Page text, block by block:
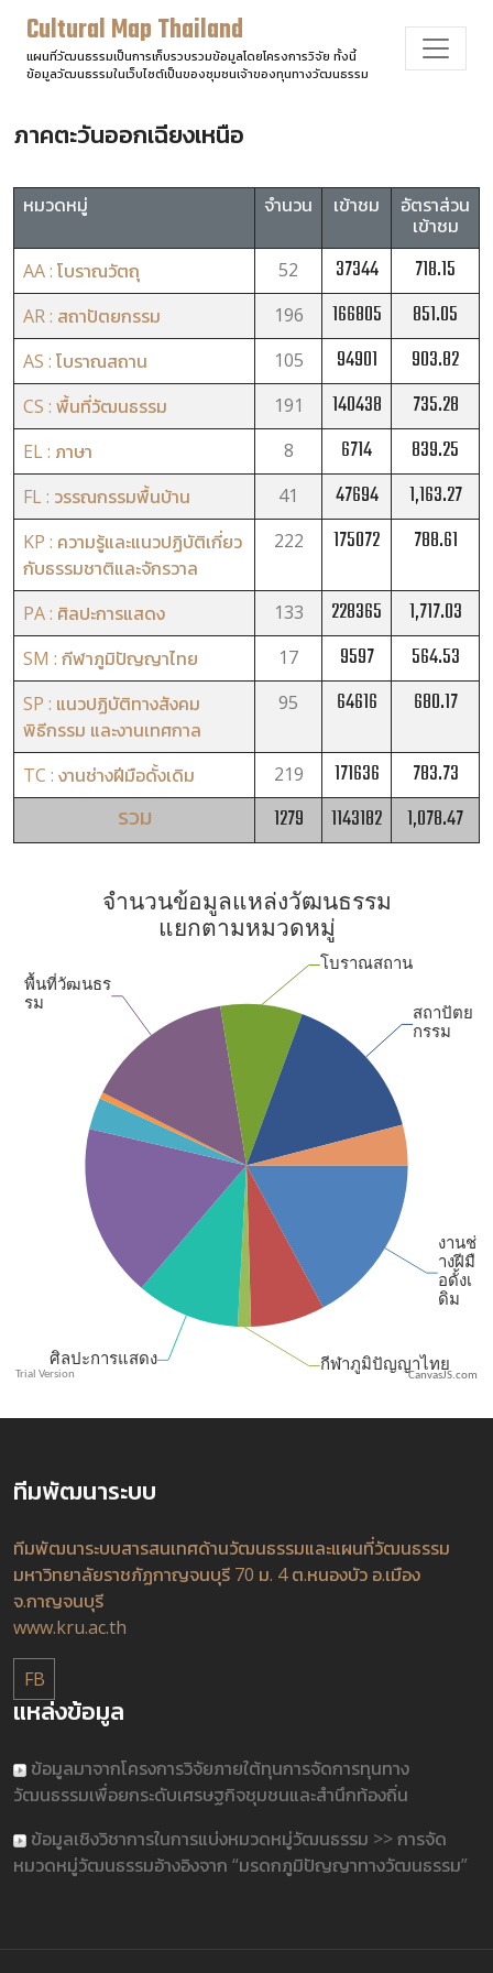
Cultural Map Thailand
แผนที่วัฒนธรรมเป็นการเก็บรวบรวมข้อมูลโดยโครงการวิจัย ทั้งนี้
ข้อมูลวัฒนธรรมในเว็บไซต์เป็นของชุมชนเจ้าของทุนทางวัฒนธรรม
ภาคตะวันออกเฉียงเหนือ
หมวดหมู่ จำนวน เข้าชม
อัตราส่วน
เข้าชม
AA : โบราณวัตถุ 52 37344 718.15
AR : สถาปัตยกรรม 196 166805 851.05
AS : โบราณสถาน 105 94901 903.82
CS : พื้นที่วัฒนธรรม 191 140438 735.28
EL : ภาษา 8 6714 839.25
FL : วรรณกรรมพื้นบ้าน 41 47694 1,163.27
KP : ความรู้และแนวปฏิบัติเกี่ยว
กับธรรมชาติและจักรวาล
222 175072 788.61
PA : ศิลปะการแสดง 133 228365 1,717.03
SM : กีฬาภูมิปัญญาไทย 17 9597 564.53
SP : แนวปฏิบัติทางสังคม
พิธีกรรม และงานเทศกาล
95 64616 680.17
TC : งานช่างฝีมือดั้งเดิม 219 171636
783.73
รวม
1279 1143182 1,078.47
CanvasJS.com
ทีมพัฒนาระบบ
ทีมพัฒนาระบบสารสนเทศด้านวัฒนธรรมและแผนที่วัฒนธรรม
มหาวิทยาลัยราชภัฏกาญจนบุรี 70 ม. 4 ต.หนองบัว อ.เมือง
จ.กาญจนบุรี
www.kru.ac.th
FB
แหล่งข้อมูล
ข้อมูลมาจากโครงการวิจัยภายใต้ทุนการจัดการทุนทาง
วัฒนธรรมเพื่อยกระดับเศรษฐกิจชุมชนและสำนึกท้องถิ่น
ข้อมูลเชิงวิชาการในการแบ่งหมวดหมู่วัฒนธรรม >> การจัด
หมวดหมู่วัฒนธรรมอ้างอิงจาก “มรดกภูมิปัญญาทางวัฒนธรรม”